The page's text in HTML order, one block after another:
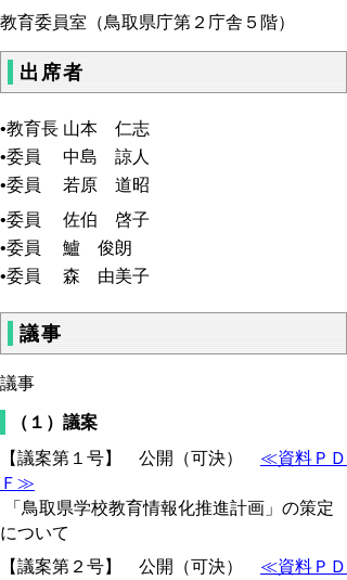
教育委員室（鳥取県庁第２庁舎５階）
出席者
•教育長 山本 仁志
•委員 中島 諒人
•委員 若原 道昭
•委員 佐伯 啓子
•委員 鱸 俊朗
•委員 森 由美子
議事
議事
（１）議案
【議案第１号】 公開（可決） ≪資料ＰＤ
Ｆ≫
「鳥取県学校教育情報化推進計画」の策定
について
【議案第２号】 公開（可決） ≪資料ＰＤ